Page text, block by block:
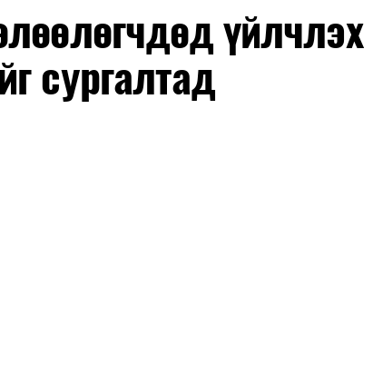
үйлчлэх
сургалтад